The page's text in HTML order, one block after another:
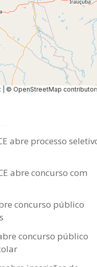
© OpenStreetMap
abre processo
abre concurso com
concurso público
concurso público